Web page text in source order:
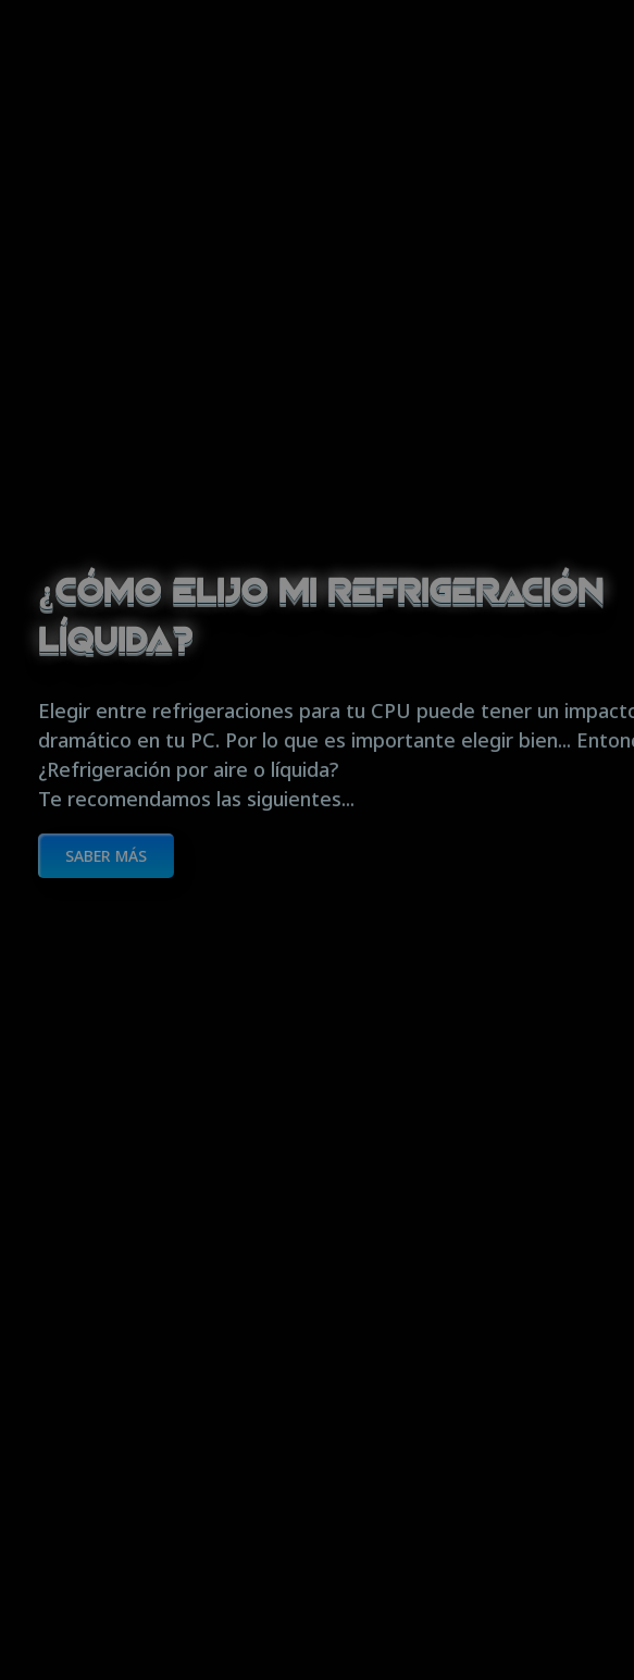
¿Cómo elijo mi refrigeración
líquida?
Elegir entre refrigeraciones para tu CPU puede tener un
dramático en tu PC. Por lo que es importante elegir bien...
¿Refrigeración por aire o líquida?
Te recomendamos las siguientes...
SABER MÁS